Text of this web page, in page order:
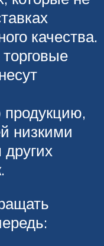
качества.
продукцию,
низкими